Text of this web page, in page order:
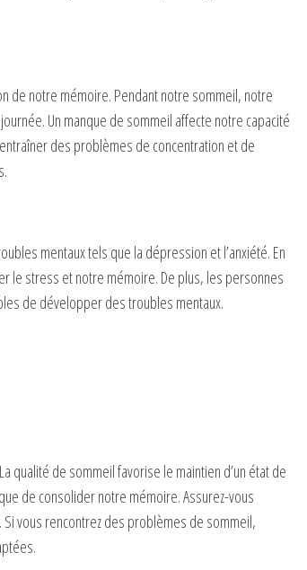
de notre mémoire. Pendant notre sommeil, notre
Un manque de sommeil affecte notre capacité
des problèmes de concentration et de
mentaux tels que la dépression et l’anxiété. En
le stress et notre mémoire. De plus, les personnes
de développer des troubles mentaux.
qualité de sommeil favorise le maintien d’un état de
de consolider notre mémoire. Assurez-vous
vous rencontrez des problèmes de sommeil,